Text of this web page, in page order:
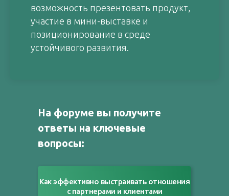
возможность презентовать продукт,
участие в мини-выставке и
позиционирование в среде
устойчивого развития.
На форуме вы получите
ответы на ключевые
вопросы:
Как эффективно выстраивать отношения
с партнерами и клиентами